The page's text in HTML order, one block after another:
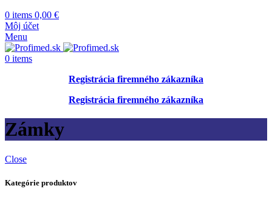
0 items 0,00 €
Môj účet
Menu
0 items
Registrácia firemného zákazníka
Registrácia firemného zákazníka
Zámky
Close
Kategórie produktov